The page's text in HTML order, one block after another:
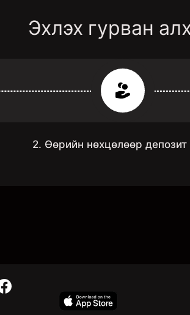
Эхлэх гурван
2. Өөрийн нөхцөлөөр депозит